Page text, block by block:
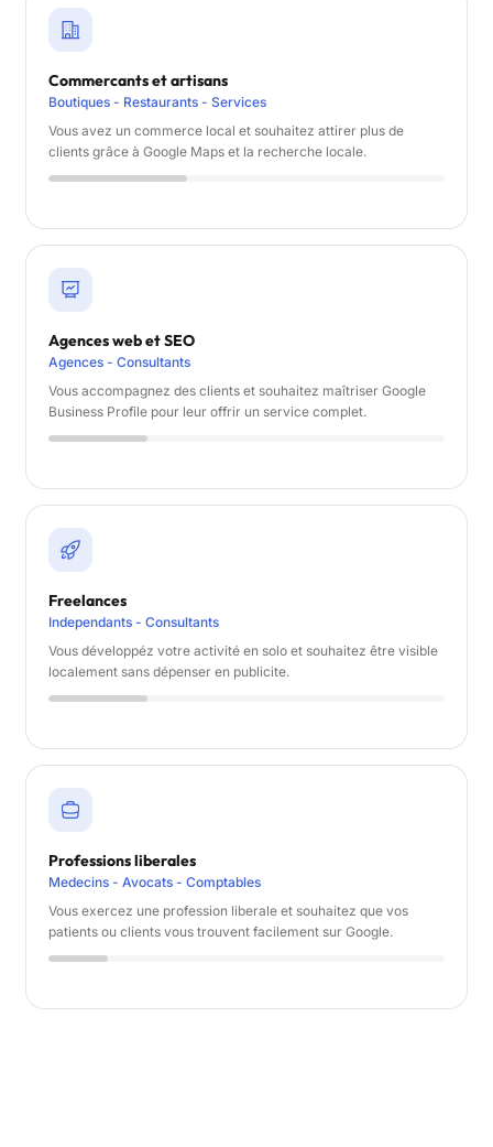
Commercants et artisans
Boutiques - Restaurants - Services
Vous avez un commerce local et souhaitez attirer plus de
clients grâce à Google Maps et la recherche locale.
Agences web et SEO
Agences - Consultants
Vous accompagnez des clients et souhaitez maîtriser Google
Business Profile pour leur offrir un service complet.
Freelances
Independants - Consultants
Vous développéz votre activité en solo et souhaitez être visible
localement sans dépenser en publicite.
Professions liberales
Medecins - Avocats - Comptables
Vous exercez une profession liberale et souhaitez que vos
patients ou clients vous trouvent facilement sur Google.